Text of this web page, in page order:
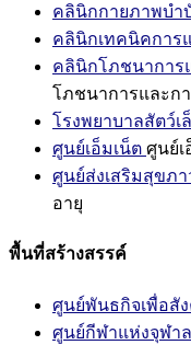
คลินิกกายภาพบำ
คลินิกเทคนิคการ
คลินิกโภชนาการ
โภชนาการและก
โรงพยาบาลสัตว์เ
ศูนย์เอ็มเน็ต ศูนย์เ
ศูนย์ส่งเสริมสุขภา
อายุ
พื้นที่สร้างสรรค์
ศูนย์พันธกิจเพื่อสั
ศูนย์กีฬาแห่งจุฬา